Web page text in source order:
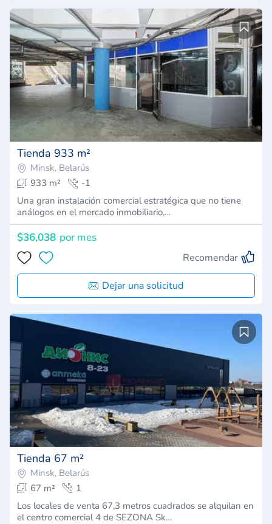
Tienda 933 m²
Minsk, Belarús
933 m²
-1
Una gran instalación comercial estratégica que no tiene
análogos en el mercado inmobiliario,…
$36,038 por mes
Recomendar
Dejar una solicitud
Tienda 67 m²
Minsk, Belarús
67 m²
1
Los locales de venta 67,3 metros cuadrados se alquilan en
el centro comercial 4 de SEZONA Sk…